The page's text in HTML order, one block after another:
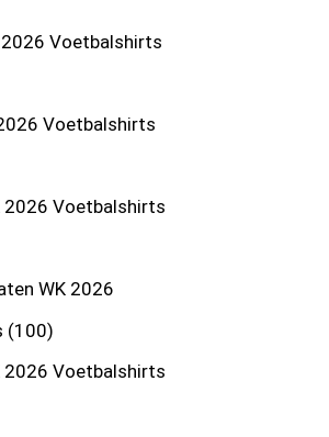
2026 Voetbalshirts
Voetbalshirts
2026 Voetbalshirts
WK 2026
100
2026 Voetbalshirts